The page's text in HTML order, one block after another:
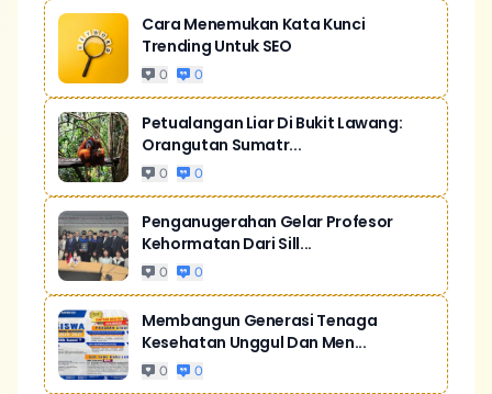
Cara Menemukan Kata Kunci
Trending Untuk SEO
0 0
Petualangan Liar Di Bukit Lawang:
Orangutan Sumatr...
0 0
Penganugerahan Gelar Profesor
Kehormatan Dari Sill...
0 0
Membangun Generasi Tenaga
Kesehatan Unggul Dan Men...
0 0